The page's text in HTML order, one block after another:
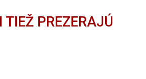
TIEŽ PREZERAJÚ